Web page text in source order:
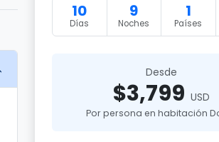
10
Días
9
Noches
1
Países
Desde
$3,799 USD
Por persona en habitación